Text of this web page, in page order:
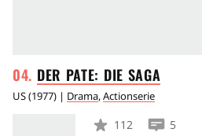
DER PATE: DIE SAGA
US(1977) | Drama,Actionserie
112
5